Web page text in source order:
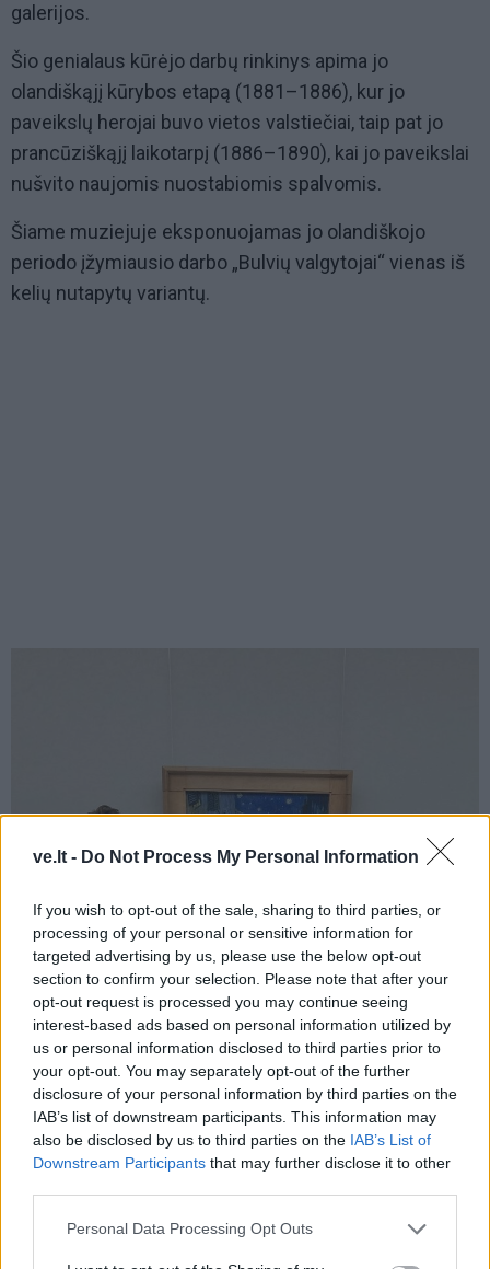
ve.lt - Do Not Process My Personal Information
If you wish to opt-out of the sale, sharing to third parties, or
processing of your personal or sensitive information for
targeted advertising by us, please use the below opt-out
section to confirm your selection. Please note that after your
opt-out request is processed you may continue seeing
interest-based ads based on personal information utilized by
us or personal information disclosed to third parties prior to
your opt-out. You may separately opt-out of the further
disclosure of your personal information by third parties on the
IAB’s list of downstream participants. This information may
also be disclosed by us to third parties on the IAB’s List of
Downstream Participants that may further disclose it to other
Personal Data Processing Opt Outs
galerijos.
Šio genialaus kūrėjo darbų rinkinys apima jo
olandiškąjį kūrybos etapą (1881–1886), kur jo
paveikslų herojai buvo vietos valstiečiai, taip pat jo
prancūziškąjį laikotarpį (1886–1890), kai jo paveikslai
nušvito naujomis nuostabiomis spalvomis.
Šiame muziejuje eksponuojamas jo olandiškojo
periodo įžymiausio darbo „Bulvių valgytojai“ vienas iš
kelių nutapytų variantų.